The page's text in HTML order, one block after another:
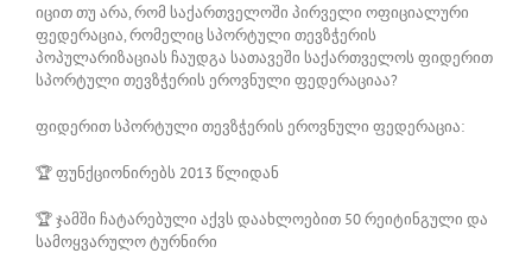
იცით თუ არა, რომ საქართველოში პირველი ოფიციალური
ფედერაცია, რომელიც სპორტული თევზჭერის
პოპულარიზაციას ჩაუდგა სათავეში საქართველოს ფიდერით
სპორტული თევზჭერის ეროვნული ფედერაციაა?
ფიდერით სპორტული თევზჭერის ეროვნული ფედერაცია:
🏆ფუნქციონირებს 2013 წლიდან
🏆ჯამში ჩატარებული აქვს დაახლოებით 50 რეიტინგული და
სამოყვარულო ტურნირი